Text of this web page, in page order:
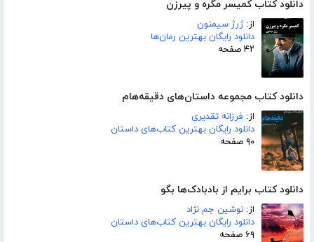
دانلود کتاب کمیسر مگره و پیرزن
از:ژرژ سیمنون
دانلود رایگان بهترین رمان‌ها
۴۲ صفحه
دانلود کتاب مجموعه داستان‌های دقیقه‌هام
از: فرزانه تقدیری
دانلود رایگان بهترین کتاب‌های داستان
۹۰ صفحه
دانلود کتاب برایم از بادبادک‌ها بگو
از: نوشین جم نژاد
دانلود رایگان بهترین کتاب‌های داستان
۶۹ صفحه